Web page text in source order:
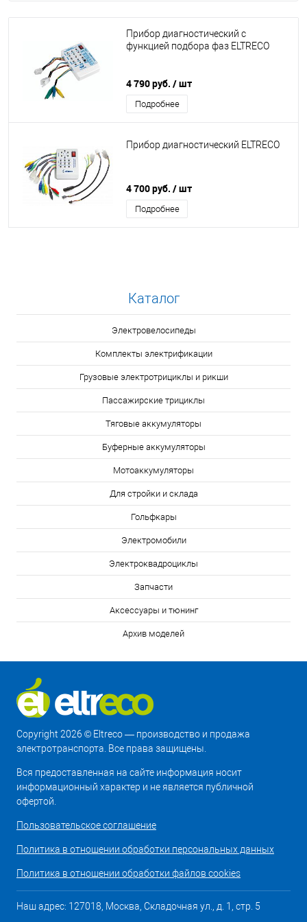
Прибор диагностический с
функцией подбора фаз ELTRECO
4 790 руб. / шт
Подробнее
Прибор диагностический ELTRECO
4 700 руб. / шт
Подробнее
Каталог
Электровелосипеды
Комплекты электрификации
Грузовые электротрициклы и рикши
Пассажирские трициклы
Тяговые аккумуляторы
Буферные аккумуляторы
Мотоаккумуляторы
Для стройки и склада
Гольфкары
Электромобили
Электроквадроциклы
Запчасти
Аксессуары и тюнинг
Архив моделей
Copyright 2026 © Eltreco — производство и продажа
электротранспорта. Все права защищены.
Вся предоставленная на сайте информация носит
информационный характер и не является публичной
офертой.
Пользовательское соглашение
Политика в отношении обработки персональных данных
Политика в отношении обработки файлов cookies
Наш адрес: 127018, Москва, Складочная ул., д. 1, стр. 5